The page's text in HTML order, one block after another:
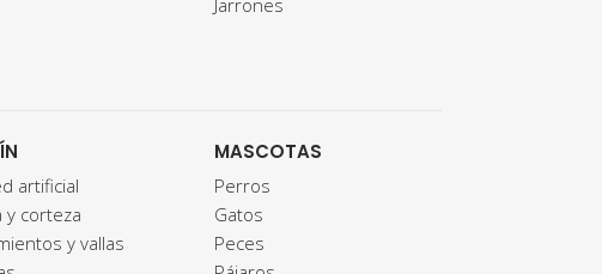
artificial
y corteza
y vallas
MASCOTAS
Perros
Gatos
Peces